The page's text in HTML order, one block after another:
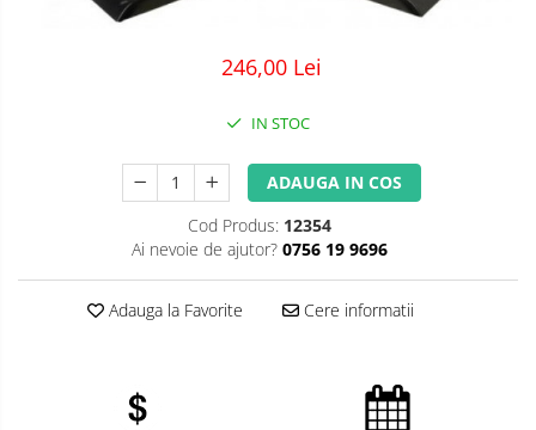
246,00 Lei
IN STOC
ADAUGA IN COS
Cod Produs: 12354
Ai nevoie de ajutor? 0756 19 9696
Adauga la Favorite Cere informatii